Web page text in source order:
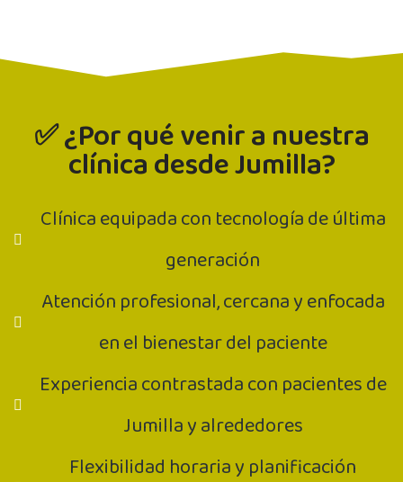
✅ ¿Por qué venir a nuestra
clínica desde Jumilla?
Clínica equipada con tecnología de última
generación
Atención profesional, cercana y enfocada
en el bienestar del paciente
Experiencia contrastada con pacientes de
Jumilla y alrededores
Flexibilidad horaria y planificación